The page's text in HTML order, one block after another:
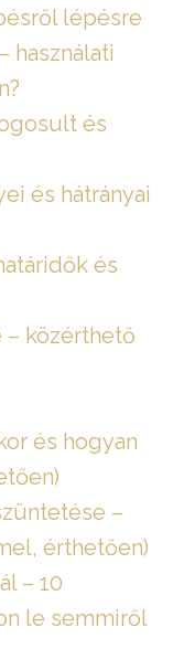
lépésre
használati
és
és hátrányai
és
– közérthető
és hogyan
–
érthetően)
– 10
le semmiről